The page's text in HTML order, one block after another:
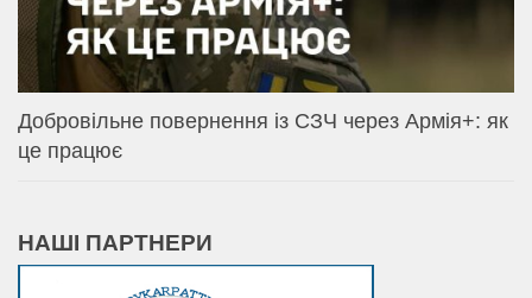
Добровільне повернення із СЗЧ через Армія+: як
це працює
НАШІ ПАРТНЕРИ